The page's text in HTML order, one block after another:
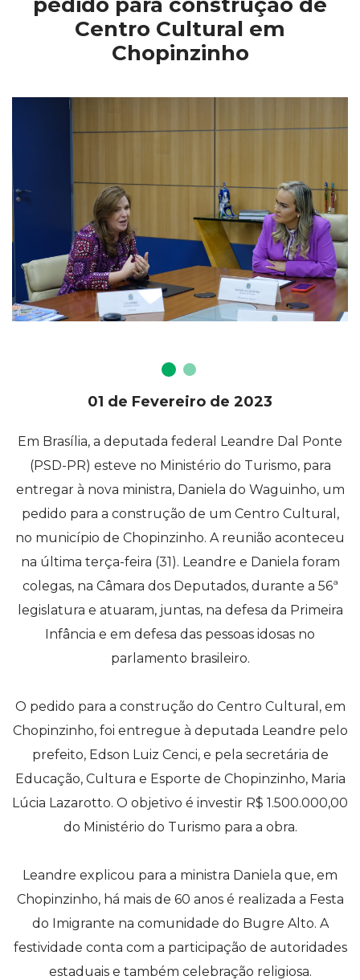
Centro Cultural em
Chopinzinho
01 de Fevereiro de 2023
Em Brasília, a deputada federal Leandre Dal Ponte
(PSD-PR) esteve no Ministério do Turismo, para
entregar à nova ministra, Daniela do Waguinho, um
pedido para a construção de um Centro Cultural,
no município de Chopinzinho. A reunião aconteceu
na última terça-feira (31). Leandre e Daniela foram
colegas, na Câmara dos Deputados, durante a 56ª
legislatura e atuaram, juntas, na defesa da Primeira
Infância e em defesa das pessoas idosas no
parlamento brasileiro.
O pedido para a construção do Centro Cultural, em
Chopinzinho, foi entregue à deputada Leandre pelo
prefeito, Edson Luiz Cenci, e pela secretária de
Educação, Cultura e Esporte de Chopinzinho, Maria
Lúcia Lazarotto. O objetivo é investir R$ 1.500.000,00
do Ministério do Turismo para a obra.
Leandre explicou para a ministra Daniela que, em
Chopinzinho, há mais de 60 anos é realizada a Festa
do Imigrante na comunidade do Bugre Alto. A
festividade conta com a participação de autoridades
estaduais e também celebração religiosa.